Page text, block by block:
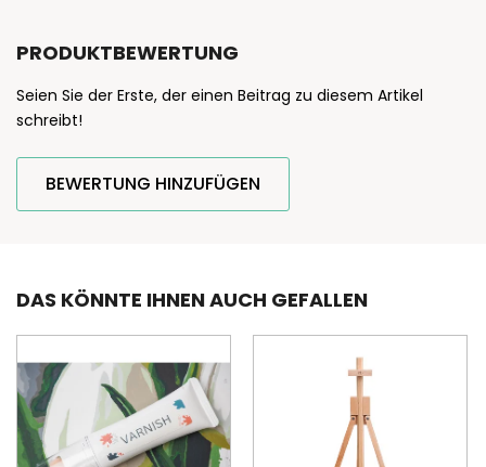
PRODUKTBEWERTUNG
Seien Sie der Erste, der einen Beitrag zu diesem Artikel
schreibt!
BEWERTUNG HINZUFÜGEN
DAS KÖNNTE IHNEN AUCH GEFALLEN